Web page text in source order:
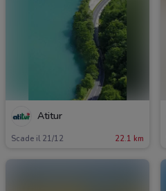
Atitur
Scade il 21/12 22.1 km